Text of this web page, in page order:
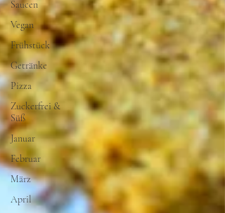
Saucen
Vegan
Frühstück
Getränke
Pizza
Zuckerfrei &
Süß
Januar
Februar
März
April